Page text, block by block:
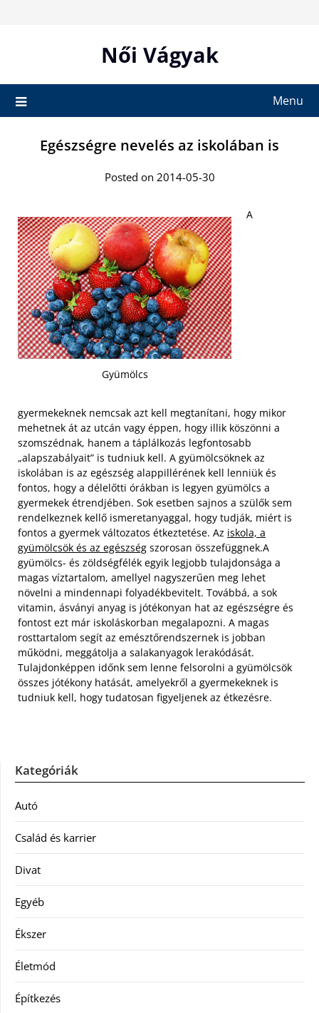
Női Vágyak
Menu
Egészségre nevelés az iskolában is
Posted on 2014-05-30
Gyümölcs
A
gyermekeknek nemcsak azt kell megtanítani, hogy mikor
mehetnek át az utcán vagy éppen, hogy illik köszönni a
szomszédnak, hanem a táplálkozás legfontosabb
„alapszabályait” is tudniuk kell. A gyümölcsöknek az
iskolában is az egészség alappillérének kell lenniük és
fontos, hogy a délelőtti órákban is legyen gyümölcs a
gyermekek étrendjében. Sok esetben sajnos a szülők sem
rendelkeznek kellő ismeretanyaggal, hogy tudják, miért is
fontos a gyermek változatos étkeztetése. Az iskola, a
gyümölcsök és az egészség szorosan összefüggnek.A
gyümölcs- és zöldségfélék egyik legjobb tulajdonsága a
magas víztartalom, amellyel nagyszerűen meg lehet
növelni a mindennapi folyadékbevitelt. Továbbá, a sok
vitamin, ásványi anyag is jótékonyan hat az egészségre és
fontost ezt már iskoláskorban megalapozni. A magas
rosttartalom segít az emésztőrendszernek is jobban
működni, meggátolja a salakanyagok lerakódását.
Tulajdonképpen időnk sem lenne felsorolni a gyümölcsök
összes jótékony hatását, amelyekről a gyermekeknek is
tudniuk kell, hogy tudatosan figyeljenek az étkezésre.
Kategóriák
Autó
Család és karrier
Divat
Egyéb
Ékszer
Életmód
Építkezés